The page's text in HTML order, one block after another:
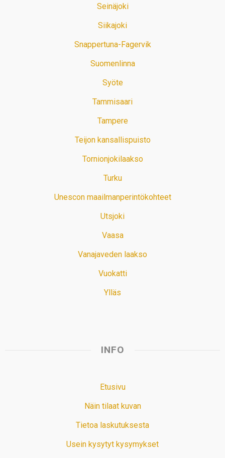
Seinäjoki
Siikajoki
Snappertuna-Fagervik
Suomenlinna
Syöte
Tammisaari
Tampere
Teijon kansallispuisto
Tornionjokilaakso
Turku
Unescon maailmanperintökohteet
Utsjoki
Vaasa
Vanajaveden laakso
Vuokatti
Ylläs
INFO
Etusivu
Näin tilaat kuvan
Tietoa laskutuksesta
Usein kysytyt kysymykset